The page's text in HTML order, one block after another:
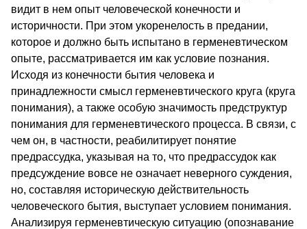
видит в нем опыт человеческой конечности и
историчности. При этом укоренелость в предании,
которое и должно быть испытано в герменевтическом
опыте, рассматривается им как условие познания.
Исходя из конечности бытия человека и
принадлежности смысл герменевтического круга (круга
понимания), а также особую значимость предструктур
понимания для герменевтического процесса. В связи, с
чем он, в частности, реабилитирует понятие
предрассудка, указывая на то, что предрассудок как
предсуждение вовсе не означает неверного суждения,
но, составляя историческую действительность
человеческого бытия, выступает условием понимания.
Анализируя герменевтическую ситуацию (опознавание